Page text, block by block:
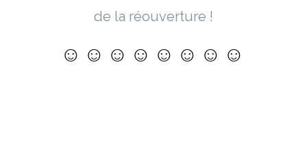
de la réouverture !
☺☺☺☺☺☺☺☺